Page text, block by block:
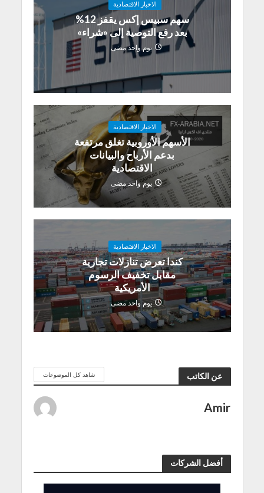
الاخبار الاقتصادية
سهم سبيس إكس يقفز 12%
بعد رفع التوصية إلى «شراء»
يوم واحد مضى
الاخبار الاقتصادية
الأسهم الأوروبية تغلق مرتفعة
بدعم الأرباح والبيانات
الاقتصادية
يوم واحد مضى
الاخبار الاقتصادية
كندا تعرض تنازلات تجارية
مقابل تخفيف الرسوم
الأمريكية
يوم واحد مضى
عن الكاتب شاهد كل الموضوعات
Amir
أفضل الشركات